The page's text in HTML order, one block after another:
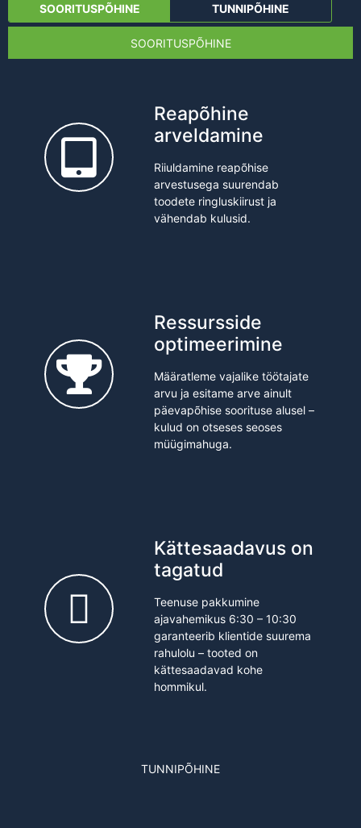
SOORITUSPÕHINE TUNNIPÕHINE
SOORITUSPÕHINE
Reapõhine
arveldamine
Riiuldamine reapõhise
arvestusega suurendab
toodete ringluskiirust ja
vähendab kulusid.
Ressursside
optimeerimine
Määratleme vajalike töötajate
arvu ja esitame arve ainult
päevapõhise soorituse alusel –
kulud on otseses seoses
müügimahuga.
Kättesaadavus on
tagatud
Teenuse pakkumine
ajavahemikus 6:30 – 10:30
garanteerib klientide suurema
rahulolu – tooted on
kättesaadavad kohe
hommikul.
TUNNIPÕHINE